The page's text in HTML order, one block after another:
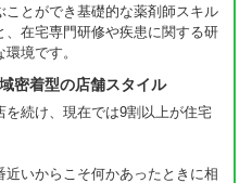
とができ基礎的な薬剤師スキル
在宅専門研修や疾患に関する研
境です。
密着型の店舗スタイル
続け、現在では9割以上が住宅
いからこそ何かあったときに相